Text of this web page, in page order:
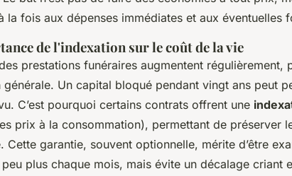
la fois aux dépenses immédiates et aux éventuelles
de l'indexation sur le coût de la vie
prestations funéraires augmentent régulièrement,
générale. Un capital bloqué pendant vingt ans peut
C’est pourquoi certains contrats offrent une
prix à la consommation), permettant de préserver
Cette garantie, souvent optionnelle, mérite d’être
plus chaque mois, mais évite un décalage criant